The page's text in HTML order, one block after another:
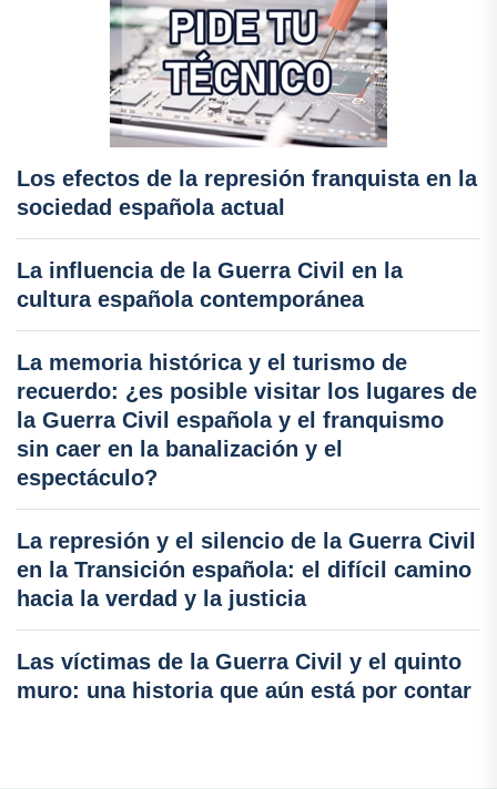
Los efectos de la represión franquista en la
sociedad española actual
La influencia de la Guerra Civil en la
cultura española contemporánea
La memoria histórica y el turismo de
recuerdo: ¿es posible visitar los lugares de
la Guerra Civil española y el franquismo
sin caer en la banalización y el
espectáculo?
La represión y el silencio de la Guerra Civil
en la Transición española: el difícil camino
hacia la verdad y la justicia
Las víctimas de la Guerra Civil y el quinto
muro: una historia que aún está por contar